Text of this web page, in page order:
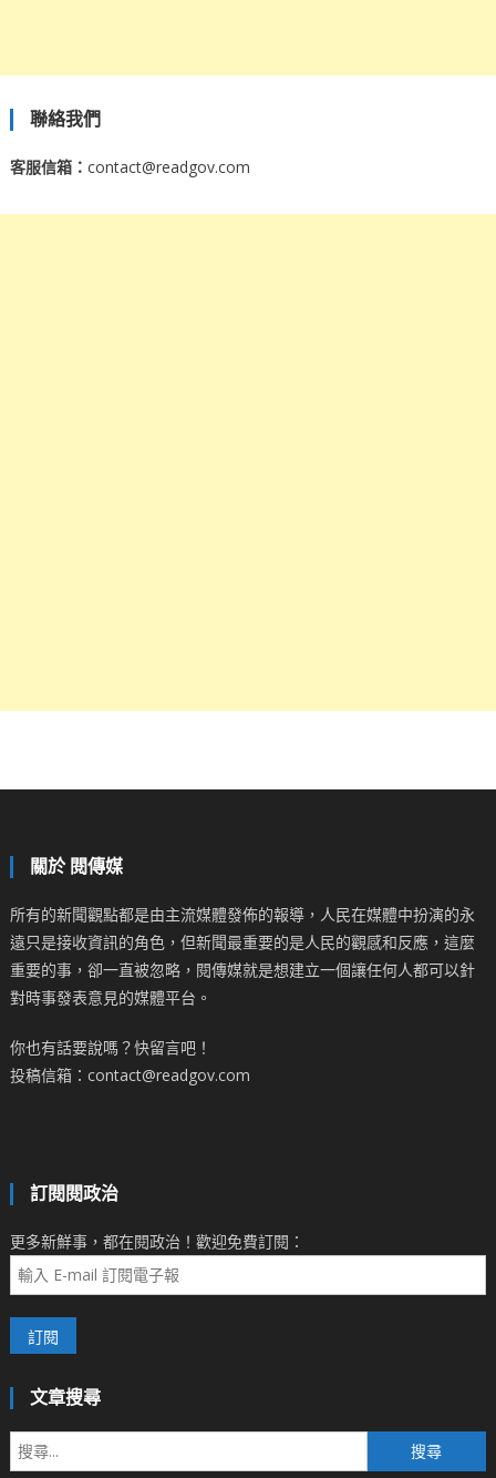
聯絡我們
客服信箱： contact@readgov.com
關於 閱傳媒
所有的新聞觀點都是由主流媒體發佈的報導，人民在媒體中扮演的永
遠只是接收資訊的角色，但新聞最重要的是人民的觀感和反應，這麼
重要的事，卻一直被忽略，閱傳媒就是想建立一個讓任何人都可以針
對時事發表意見的媒體平台。
你也有話要說嗎？快留言吧！
投稿信箱：contact@readgov.com
訂閱閱政治
更多新鮮事，都在閱政治！歡迎免費訂閱：
文章搜尋
尋